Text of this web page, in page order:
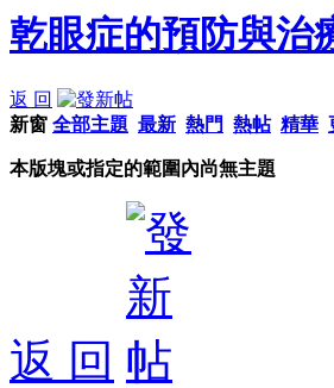
乾眼症的預防與治
返 回
新窗 全部主題 最新 熱門 熱帖 精華
本版塊或指定的範圍內尚無主題
返 回